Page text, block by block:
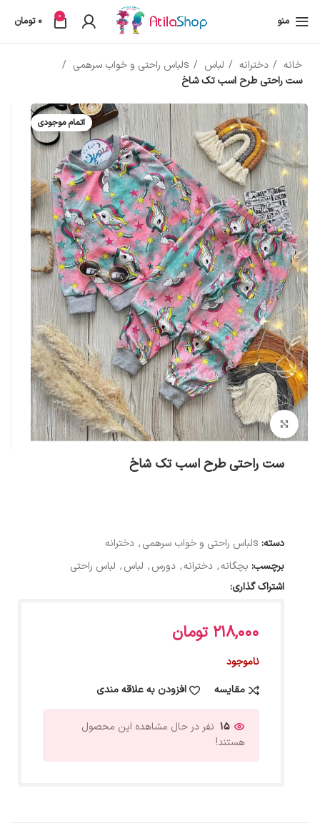
منو 0
0 تومان
خانه دخترانه لباس
sلباس راحتی و خواب سرهمی
ست راحتی طرح اسب تک شاخ
اتمام موجودی
بزرگنمایی تصویر
ست راحتی طرح اسب تک شاخ
دسته: sلباس راحتی و خواب سرهمی , دخترانه
برچسب: بچگانه, دخترانه, دورس, لباس, لباس راحتی
اشتراک گذاری:
218,000 تومان
ناموجود
مقایسه
افزودن به علاقه مندی
15 نفر در حال مشاهده این محصول
هستند!